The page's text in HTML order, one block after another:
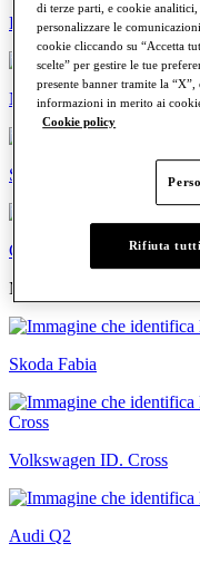
Familiari
Neopatentati
Sportive
Commerciali
Modelli più cercati
Skoda Fabia
Volkswagen ID. Cross
Audi Q2
di terze parti, e cookie
personalizzare le
cookie cliccando su “Accetta
scelte” per gestire le tue
presente banner tramite la
informazioni in merito ai
Cookie policy
Rifiuta tutti